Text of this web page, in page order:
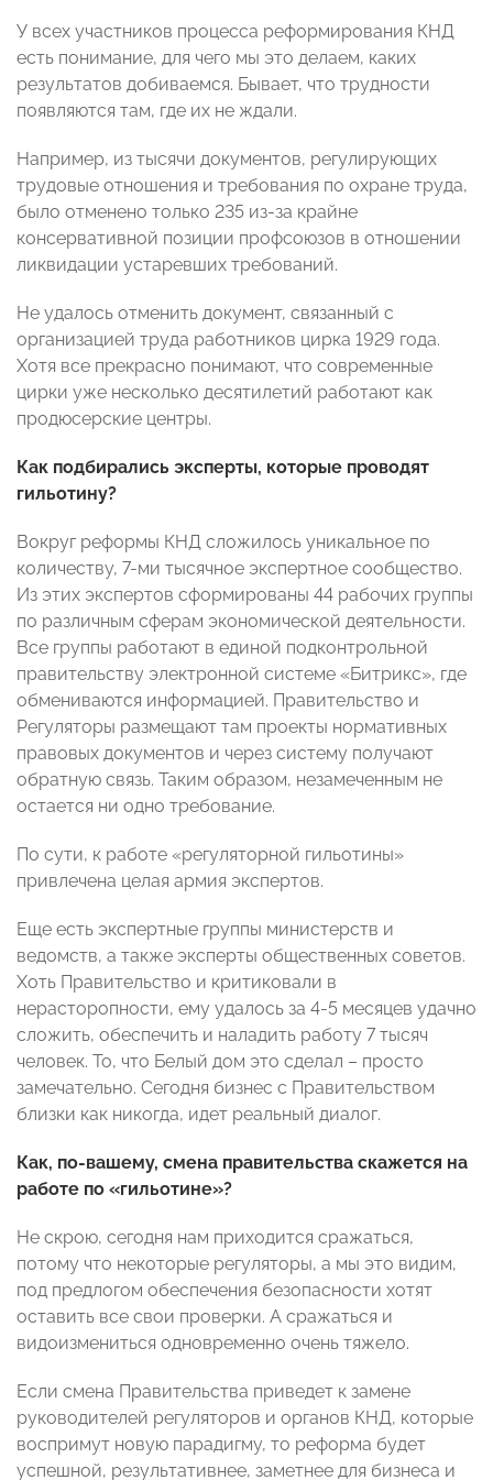
У всех участников процесса реформирования КНД
есть понимание, для чего мы это делаем, каких
результатов добиваемся. Бывает, что трудности
появляются там, где их не ждали.
Например, из тысячи документов, регулирующих
трудовые отношения и требования по охране труда,
было отменено только 235 из-за крайне
консервативной позиции профсоюзов в отношении
ликвидации устаревших требований.
Не удалось отменить документ, связанный с
организацией труда работников цирка 1929 года.
Хотя все прекрасно понимают, что современные
цирки уже несколько десятилетий работают как
продюсерские центры.
Как подбирались эксперты, которые проводят
гильотину?
Вокруг реформы КНД сложилось уникальное по
количеству, 7-ми тысячное экспертное сообщество.
Из этих экспертов сформированы 44 рабочих группы
по различным сферам экономической деятельности.
Все группы работают в единой подконтрольной
правительству электронной системе «Битрикс», где
обмениваются информацией. Правительство и
Регуляторы размещают там проекты нормативных
правовых документов и через систему получают
обратную связь. Таким образом, незамеченным не
остается ни одно требование.
По сути, к работе «регуляторной гильотины»
привлечена целая армия экспертов.
Еще есть экспертные группы министерств и
ведомств, а также эксперты общественных советов.
Хоть Правительство и критиковали в
нерасторопности, ему удалось за 4-5 месяцев удачно
сложить, обеспечить и наладить работу 7 тысяч
человек. То, что Белый дом это сделал – просто
замечательно. Сегодня бизнес с Правительством
близки как никогда, идет реальный диалог.
Как, по-вашему, смена правительства скажется на
работе по «гильотине»?
Не скрою, сегодня нам приходится сражаться,
потому что некоторые регуляторы, а мы это видим,
под предлогом обеспечения безопасности хотят
оставить все свои проверки. А сражаться и
видоизмениться одновременно очень тяжело.
Если смена Правительства приведет к замене
руководителей регуляторов и органов КНД, которые
воспримут новую парадигму, то реформа будет
успешной, результативнее, заметнее для бизнеса и